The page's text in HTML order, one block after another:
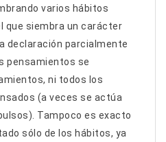
varios hábitos
que siembra un carácter
declaración parcialmente
pensamientos se
ni todos los
(a veces se actúa
Tampoco es exacto
sólo de los hábitos, ya